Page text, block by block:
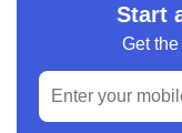
Start
Get